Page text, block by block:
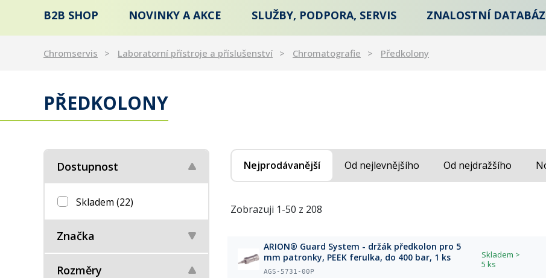
B2B SHOP NOVINKY A AKCE SLUŽBY, PODPORA, SERVIS ZNALOSTNÍ
Chromservis Laboratorní přístroje a příslušenství Chromatografie Předkolony
PŘEDKOLONY
Dostupnost
Skladem (22)
Značka
Rozměry
Nejprodávanější Od nejlevnějšího Od nejdražšího
Zobrazuji 1-50 z 208
ARION® Guard System - držák předkolon pro 5
mm patronky, PEEK ferulka, do 400 bar, 1 ks
AGS-5731-00P
Skladem >
5 ks